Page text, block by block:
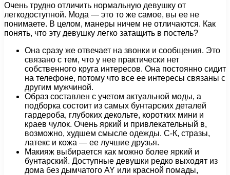
Очень трудно отличить нормальную девушку от
легкодоступной. Мода — это то же самое, вы ее не
понимаете. В целом, манеры ничем не отличаются. Как
понять, что эту девушку легко затащить в постель?
Она сразу же отвечает на звонки и сообщения. Это
связано с тем, что у нее практически нет
собственного круга интересов. Она постоянно сидит
на телефоне, потому что все ее интересы связаны с
другим мужчиной.
Образ составлен с учетом актуальной моды, а
подборка состоит из самых бунтарских деталей
гардероба, глубоких декольте, коротких мини и
краев чулок. Очень яркий и привлекательный в,
возможно, худшем смысле одежды. С-К, стразы,
латекс и кожа — ее лучшие друзья.
Макияж выбирается как можно более яркий и
бунтарский. Доступные девушки редко выходят из
дома без дымчатого AY или красной помады,